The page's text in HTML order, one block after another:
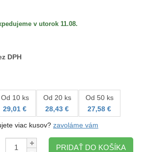
v utorok 11.08.
DPH
Od 10 ks
29,01 €
Od 20 ks
28,43 €
Od 50 ks
27,58 €
viac kusov? zavoláme vám
Množstvo:
PRIDAŤ DO KOŠÍKA